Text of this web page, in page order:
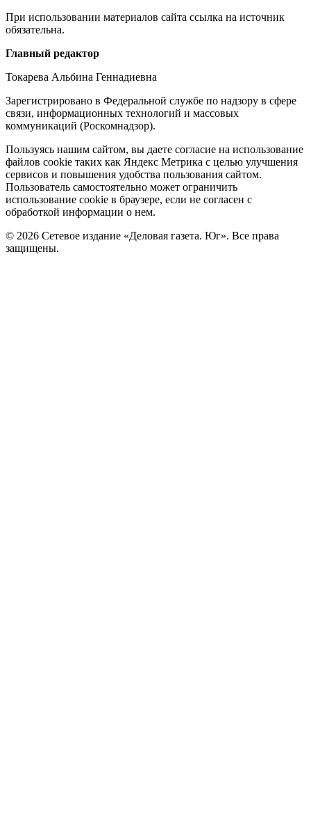
При использовании материалов сайта ссылка на источник
обязательна.
Редакция
Главный редактор
Токарева Альбина Геннадиевна
Зарегистрировано в Федеральной службе по надзору в сфере
связи, информационных технологий и массовых
коммуникаций (Роскомнадзор).
Политика
cookie
Пользуясь нашим сайтом, вы даете согласие на использование
файлов cookie таких как Яндекс Метрика с целью улучшения
сервисов и повышения удобства пользования сайтом.
Пользователь самостоятельно может ограничить
использование cookie в браузере, если не согласен с
обработкой информации о нем.
© 2026 Сетевое издание «Деловая газета. Юг». Все права
защищены.